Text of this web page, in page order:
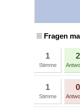
Fragen
1
Stimme
2
1
Stimme
0